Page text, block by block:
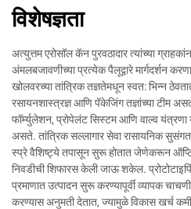
विशेषज्ञता
अत्युत्तम एरोसॉल कॅन पुरवठादार त्यांच्या
अंमलबजावणीच्या प्रत्येक पैलूद्वारे मार्गदर्शन
खोलवरच्या तांत्रिक तज्ञतेमधून स्वत: भिन्न
रसायनशास्त्रज्ञ आणि पॅकेजिंग तज्ञांच्या टीम
फॉर्म्युलेशन, प्रोपेलंट सिस्टम आणि वाल्व यंत्रणा
असते. तांत्रिक सल्लागार सेवा रासायनिक
स्प्रे वैशिष्ट्ये तपासून सुरू होतात जेणेकरून
निवडीची शिफारस केली जाऊ शकेल.
प्रमाणात उत्पादन सुरू करण्यापूर्वी व्यापक
करण्यास अनुमती देतात, ज्यामुळे विकास खर्च कमी